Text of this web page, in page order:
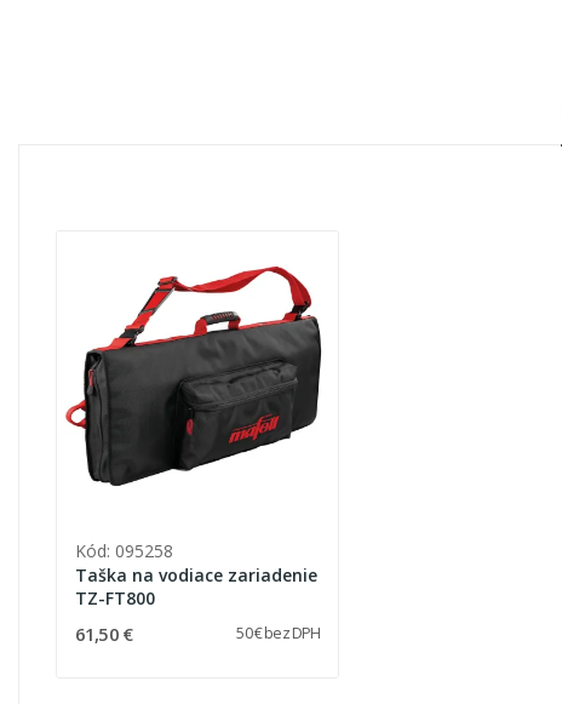
Kód: 095258
Taška na vodiace zariadenie
TZ-FT800
61,50 € 50 € bez DPH